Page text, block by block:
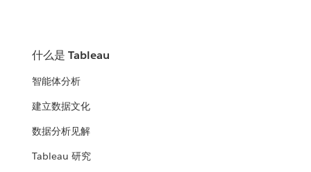
什么是 Tableau
智能体分析
建立数据文化
数据分析见解
Tableau 研究